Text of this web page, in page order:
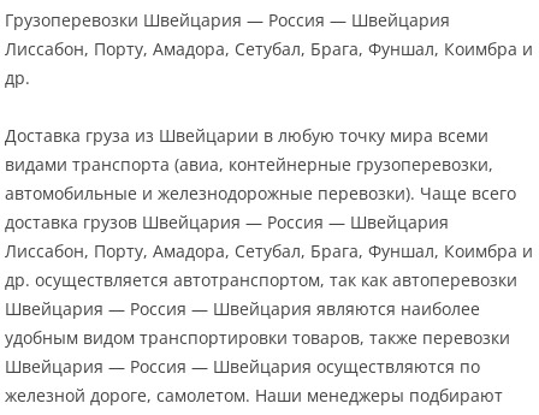
Грузоперевозки Швейцария — Россия — Швейцария
Лиссабон, Порту, Амадора, Сетубал, Брага, Фуншал, Коимбра и
др.
Доставка груза из Швейцарии в любую точку мира всеми
видами транспорта (авиа, контейнерные грузоперевозки,
автомобильные и железнодорожные перевозки). Чаще всего
доставка грузов Швейцария — Россия — Швейцария
Лиссабон, Порту, Амадора, Сетубал, Брага, Фуншал, Коимбра и
др. осуществляется автотранспортом, так как автоперевозки
Швейцария — Россия — Швейцария являются наиболее
удобным видом транспортировки товаров, также перевозки
Швейцария — Россия — Швейцария осуществляются по
железной дороге, самолетом. Наши менеджеры подбирают